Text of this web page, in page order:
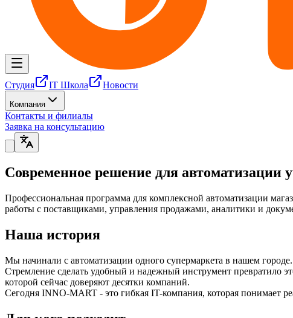
Студия IT Школа Новости
Компания
Контакты и филиалы
Заявка на консультацию
Современное решение для автоматизации
Профессиональная программа для комплексной автоматизации
работы с поставщиками, управления продажами, аналитики и
Наша история
Мы начинали с автоматизации одного супермаркета в нашем городе.
Стремление сделать удобный и надежный инструмент превратило
которой сейчас доверяют десятки компаний.
Сегодня INNO-MART - это гибкая IT-компания, которая понимает